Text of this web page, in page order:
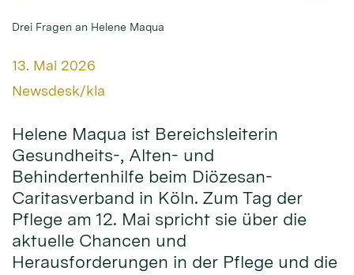
Drei Fragen an Helene Maqua
Datum:
13. Mai 2026
Von:
Newsdesk/kla
Helene Maqua ist Bereichsleiterin
Gesundheits-, Alten- und
Behindertenhilfe beim Diözesan-
Caritasverband in Köln. Zum Tag der
Pflege am 12. Mai spricht sie über die
aktuelle Chancen und
Herausforderungen in der Pflege und die